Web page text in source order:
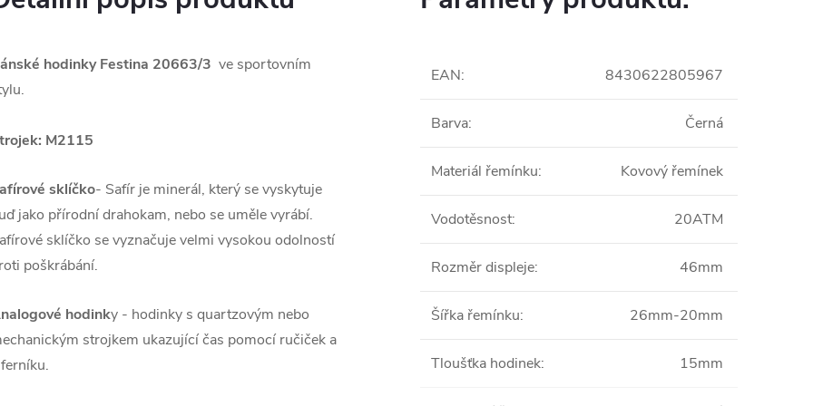
hodinky Festina 20663/3 ve sportovním
M2115
sklíčko- Safír je minerál, který se vyskytuje
jako přírodní drahokam, nebo se uměle vyrábí.
sklíčko se vyznačuje velmi vysokou odolností
poškrábání.
hodinky - hodinky s quartzovým nebo
strojkem ukazující čas pomocí ručiček a
EAN: 8430622805967
Barva: Černá
Materiál řemínku: Kovový řemínek
Vodotěsnost: 20ATM
Rozměr displeje: 46mm
Šířka řemínku: 26mm-20mm
Tloušťka hodinek: 15mm